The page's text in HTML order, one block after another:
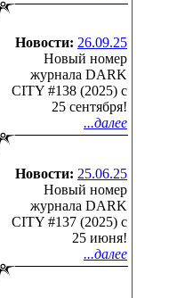
Новости: 26.09.25
Новый номер
журнала DARK
CITY #138 (2025) c
25 сентября!
...далее
Новости: 25.06.25
Новый номер
журнала DARK
CITY #137 (2025) c
25 июня!
...далее